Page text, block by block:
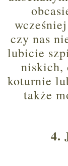
czy nas
lubicie
niskich,
koturnie
także
4.